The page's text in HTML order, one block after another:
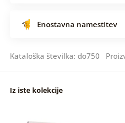
Enostavna namestitev
Kataloška številka: do750
Iz iste kolekcije